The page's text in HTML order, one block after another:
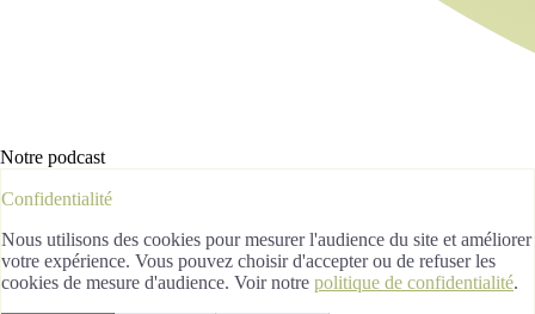
Notre podcast
Confidentialité
Nous utilisons des cookies pour mesurer l'audience du site et améliorer
votre expérience. Vous pouvez choisir d'accepter ou de refuser les
cookies de mesure d'audience. Voir notre politique de confidentialité.